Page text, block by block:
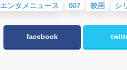
エンタメニュース 007 映画 シ
facebook